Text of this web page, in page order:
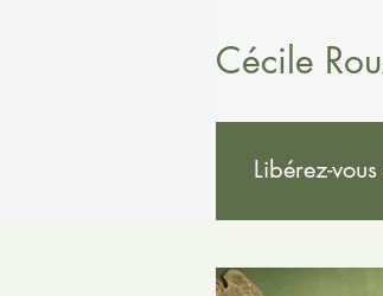
Cécile
Libérez-